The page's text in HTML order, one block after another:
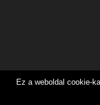
Ez a weboldal cookie-